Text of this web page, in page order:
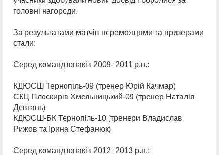
головні нагороди.
За результатами матчів переможцями та призерами
стали:
Серед команд юнаків 2009–2011 р.н.:
КДЮСШ Тернопіль-09 (тренер Юрій Качмар)
СКЦ Плоскирів Хмельницький-09 (тренер Наталія
Довгань)
КДЮСШ-БК Тернопіль-10 (тренери Владислав
Рижов та Ірина Стефанюк)
Серед команд юнаків 2012–2013 р.н.: